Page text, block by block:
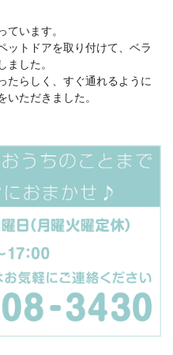
います。
ットドアを取り付けて、ベラ
した。
たらしく、すぐ通れるように
ただきました。